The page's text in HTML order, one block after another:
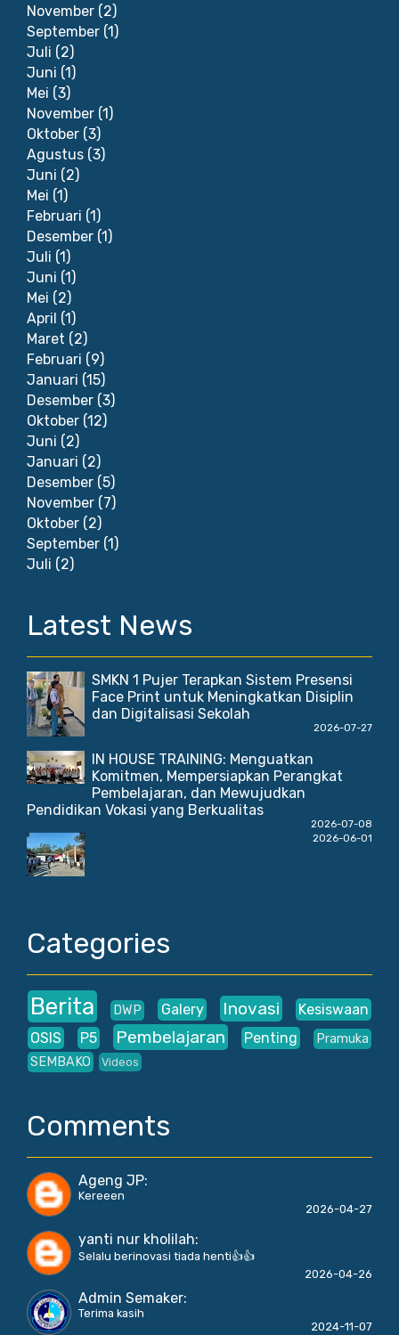
November (2)
September (1)
Juli (2)
Juni (1)
Mei (3)
November (1)
Oktober (3)
Agustus (3)
Juni (2)
Mei (1)
Februari (1)
Desember (1)
Juli (1)
Juni (1)
Mei (2)
April (1)
Maret (2)
Februari (9)
Januari (15)
Desember (3)
Oktober (12)
Juni (2)
Januari (2)
Desember (5)
November (7)
Oktober (2)
September (1)
Juli (2)
Latest News
SMKN 1 Pujer Terapkan Sistem Presensi
Face Print untuk Meningkatkan Disiplin
dan Digitalisasi Sekolah
2026-07-27
IN HOUSE TRAINING: Menguatkan
Komitmen, Mempersiapkan Perangkat
Pembelajaran, dan Mewujudkan
Pendidikan Vokasi yang Berkualitas
2026-07-08
2026-06-01
Categories
Berita DWP Galery Inovasi
Kesiswaan
OSIS
P5 Pembelajaran Penting
Pramuka
SEMBAKO
Videos
Comments
Ageng JP:
Kereeen
2026-04-27
yanti nur kholilah:
Selalu berinovasi tiada henti👍👍
2026-04-26
Admin Semaker:
Terima kasih
2024-11-07